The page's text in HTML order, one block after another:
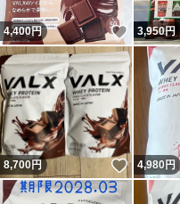
4,400円 いいね
3,950円
8,700円 いいね！
4,980円